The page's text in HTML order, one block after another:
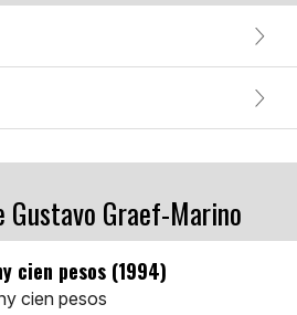
Graef-Marino
cien pesos (1994)
cien pesos